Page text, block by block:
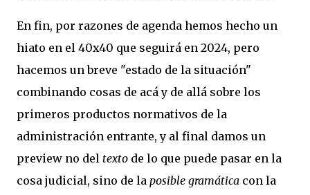
En fin, por razones de agenda hemos hecho un
hiato en el 40x40 que seguirá en 2024, pero
hacemos un breve "estado de la situación"
combinando cosas de acá y de allá sobre los
primeros productos normativos de la
administración entrante, y al final damos un
preview no del texto de lo que puede pasar en la
cosa judicial, sino de la posible gramática con la